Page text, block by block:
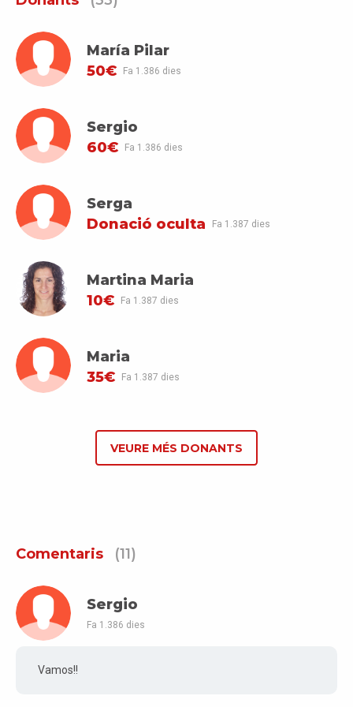
María Pilar
50€
Fa 1.386 dies
Sergio
60€
Fa 1.386 dies
Serga
Donació oculta
Fa 1.387 dies
Martina Maria
10€
Fa 1.387 dies
Maria
35€
Fa 1.387 dies
VEURE MÉS DONANTS
Comentaris (11)
Sergio
Fa 1.386 dies
Vamos!!